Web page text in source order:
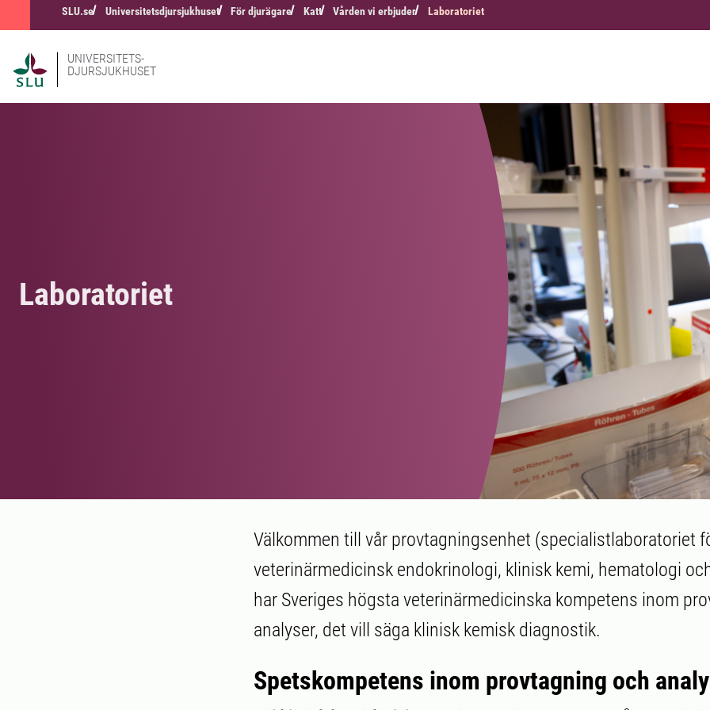
SLU.se Universitetsdjursjukhuset För djurägare Katt Vården vi erbjuder Laboratoriet
UNIVERSITETS-
DJURSJUKHUSET
Laboratoriet
Välkommen till vår provtagningsenhet (specialistlaboratoriet
veterinärmedicinsk endokrinologi, klinisk kemi, hematologi
har Sveriges högsta veterinärmedicinska kompetens inom
analyser, det vill säga klinisk kemisk diagnostik.
Spetskompetens inom provtagning och